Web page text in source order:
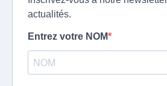
actualités.
Entrez votre NOM